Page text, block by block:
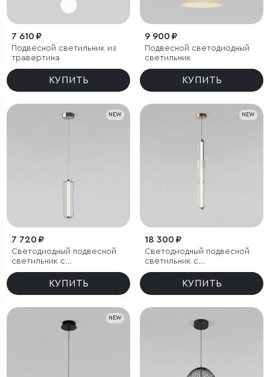
7 610 ₽
Подвесной светильник из
травертина
КУПИТЬ
9 900 ₽
Подвесной светодиодный
светильник
КУПИТЬ
NEW
7 720 ₽
Светодиодный подвесной
светильник с
регулировкой высоты
КУПИТЬ
NEW
18 300 ₽
Светодиодный подвесной
светильник с
регулировкой цветовой
температурыКУПИТЬ
NEW